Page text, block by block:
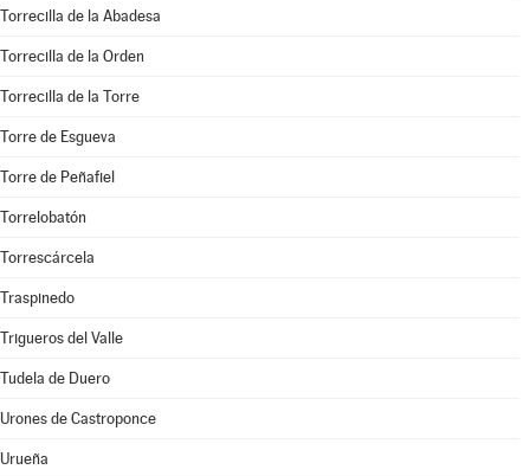
Torrecilla de la Abadesa
Torrecilla de la Orden
Torrecilla de la Torre
Torre de Esgueva
Torre de Peñafiel
Torrelobatón
Torrescárcela
Traspinedo
Trigueros del Valle
Tudela de Duero
Urones de Castroponce
Urueña